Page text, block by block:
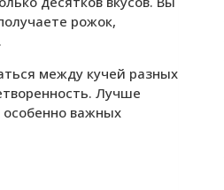
рожок,
между кучей разных
Лучше
особенно важных